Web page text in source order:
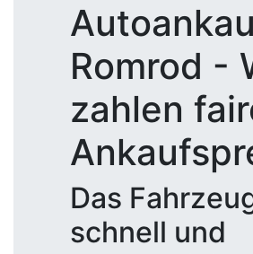
Romrod -
zahlen
Das
schnell und